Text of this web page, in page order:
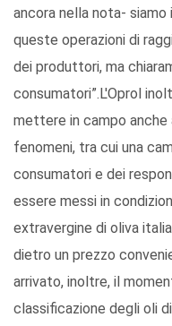
ancora nella nota-
queste operazioni di
dei produttori, ma
consumatori”.L'Oprol
mettere in campo
fenomeni, tra cui una
consumatori e dei
essere messi in
extravergine di oliva
dietro un prezzo
arrivato, inoltre, il
classificazione degli oli